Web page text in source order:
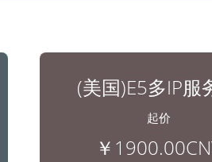
(美国)E5多IP服
起价
￥